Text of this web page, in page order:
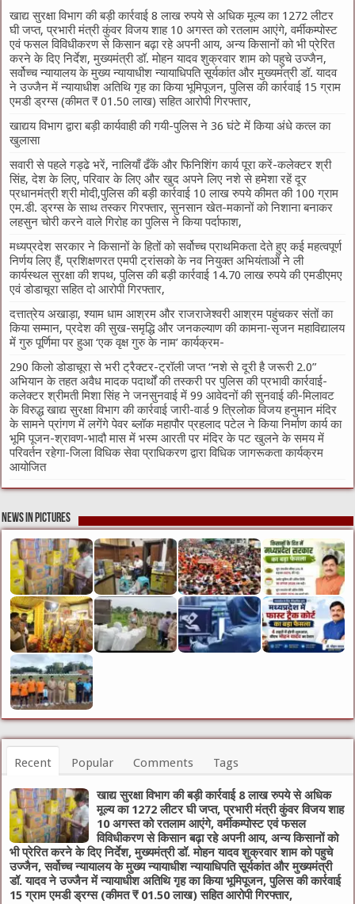
खाद्य सुरक्षा विभाग की बड़ी कार्रवाई 8 लाख रुपये से अधिक मूल्य का 1272 लीटर
घी जप्त, प्रभारी मंत्री कुंवर विजय शाह 10 अगस्त को रतलाम आएंगे, वर्मीकम्पोस्ट
एवं फसल विविधीकरण से किसान बढ़ा रहे अपनी आय, अन्य किसानों को भी प्रेरित
करने के दिए निर्देश, मुख्यमंत्री डॉ. मोहन यादव शुक्रवार शाम को पहुचे उज्जैन,
सर्वोच्च न्यायालय के मुख्‍य न्‍यायाधीश न्यायाधिपति सूर्यकांत और मुख्यमंत्री डॉ. यादव
ने उज्जैन में न्यायाधीश अतिथि गृह का किया भूमिपूजन, पुलिस की कार्रवाई 15 ग्राम
एमडी ड्रग्स (कीमत ₹ 01.50 लाख) सहित आरोपी गिरफ्तार,
खाद्यय विभाग द्वारा बड़ी कार्यवाही की गयी-पुलिस ने 36 घंटे में किया अंधे कत्ल का
खुलासा
सवारी से पहले गड्ढे भरें, नालियाँ ढँकें और फिनिशिंग कार्य पूरा करें-कलेक्टर श्री
सिंह, देश के लिए, परिवार के लिए और खुद अपने लिए नशे से हमेशा रहें दूर
प्रधानमंत्री श्री मोदी,पुलिस की बड़ी कार्रवाई 10 लाख रुपये कीमत की 100 ग्राम
एम.डी. ड्रग्स के साथ तस्कर गिरफ्तार, सुनसान खेत-मकानों को निशाना बनाकर
लहसुन चोरी करने वाले गिरोह का पुलिस ने किया पर्दाफाश,
मध्यप्रदेश सरकार ने किसानों के हितों को सर्वोच्च प्राथमिकता देते हुए कई महत्वपूर्ण
निर्णय लिए हैं, प्रशिक्षणरत एमपी ट्रांसको के नव नियुक्त अभियंताओं ने ली
कार्यस्थल सुरक्षा की शपथ, पुलिस की बड़ी कार्रवाई 14.70 लाख रुपये की एमडीएमए
एवं डोडाचूरा सहित दो आरोपी गिरफ्तार,
दत्तात्रेय अखाड़ा, श्याम धाम आश्रम और राजराजेश्वरी आश्रम पहुंचकर संतों का
किया सम्मान, प्रदेश की सुख-समृद्धि और जनकल्याण की कामना-सृजन महाविद्यालय
में गुरु पूर्णिमा पर हुआ ‘एक वृक्ष गुरु के नाम’ कार्यक्रम-
290 किलो डोडाचूरा से भरी ट्रैक्टर-ट्रॉली जप्त “नशे से दूरी है जरूरी 2.0”
अभियान के तहत अवैध मादक पदार्थों की तस्करी पर पुलिस की प्रभावी कार्रवाई-
कलेक्टर श्रीमती मिशा सिंह ने जनसुनवाई में 99 आवेदनों की सुनवाई की-मिलावट
के विरुद्ध खाद्य सुरक्षा विभाग की कार्रवाई जारी-वार्ड 9 त्रिलोक विजय हनुमान मंदिर
के सामने प्रांगण में लगेंगे पेवर ब्लॉक महापौर प्रहलाद पटेल ने किया निर्माण कार्य का
भूमि पूजन-श्रावण-भादौ मास में भस्म आरती पर मंदिर के पट खुलने के समय में
परिवर्तन रहेगा-जिला विधिक सेवा प्राधिकरण द्वारा विधिक जागरूकता कार्यक्रम
आयोजित
News in Pictures
Recent Popular Comments Tags
खाद्य सुरक्षा विभाग की बड़ी कार्रवाई 8 लाख रुपये से अधिक
मूल्य का 1272 लीटर घी जप्त, प्रभारी मंत्री कुंवर विजय शाह
10 अगस्त को रतलाम आएंगे, वर्मीकम्पोस्ट एवं फसल
विविधीकरण से किसान बढ़ा रहे अपनी आय, अन्य किसानों को
भी प्रेरित करने के दिए निर्देश, मुख्यमंत्री डॉ. मोहन यादव शुक्रवार शाम को पहुचे
उज्जैन, सर्वोच्च न्यायालय के मुख्‍य न्‍यायाधीश न्यायाधिपति सूर्यकांत और मुख्यमंत्री
डॉ. यादव ने उज्जैन में न्यायाधीश अतिथि गृह का किया भूमिपूजन, पुलिस की कार्रवाई
15 ग्राम एमडी ड्रग्स (कीमत ₹ 01.50 लाख) सहित आरोपी गिरफ्तार,